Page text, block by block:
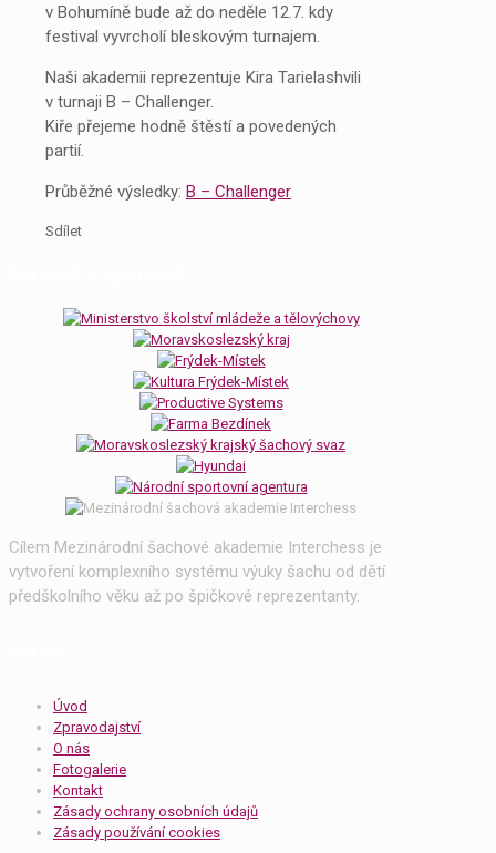
v Bohumíně bude až do neděle 12.7. kdy
festival vyvrcholí bleskovým turnajem.
Naši akademii reprezentuje Kira Tarielashvili
v turnaji B – Challenger.
Kiře přejeme hodně štěstí a povedených
partií.
Průběžné výsledky: B – Challenger
Sdílet
Cílem Mezinárodní šachové akademie Interchess je
vytvoření komplexního systému výuky šachu od dětí
předškolního věku až po špičkové reprezentanty.
Úvod
Zpravodajství
O nás
Fotogalerie
Kontakt
Zásady ochrany osobních údajů
Zásady používání cookies